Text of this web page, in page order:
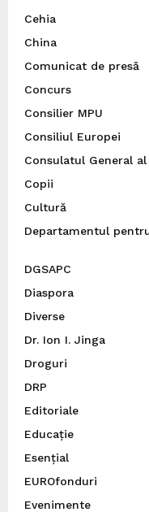
Cehia
China
Comunicat de presă
Concurs
Consilier MPU
Consiliul Europei
Consulatul General
Copii
Cultură
Departamentul
DGSAPC
Diaspora
Diverse
Dr. Ion I. Jinga
Droguri
DRP
Editoriale
Educație
Esențial
EUROfonduri
Evenimente